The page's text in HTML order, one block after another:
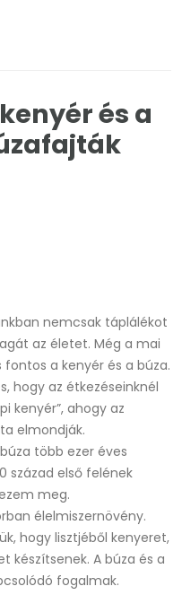
és a
nemcsak táplálékot
az életet. Még a mai
a kenyér és a búza.
hogy az étkezéseinknél
kenyér”, ahogy az
elmondják.
több ezer éves
század első felének
meg.
élelmiszernövény.
hogy lisztjéből kenyeret,
készítsenek. A búza és a
fogalmak.